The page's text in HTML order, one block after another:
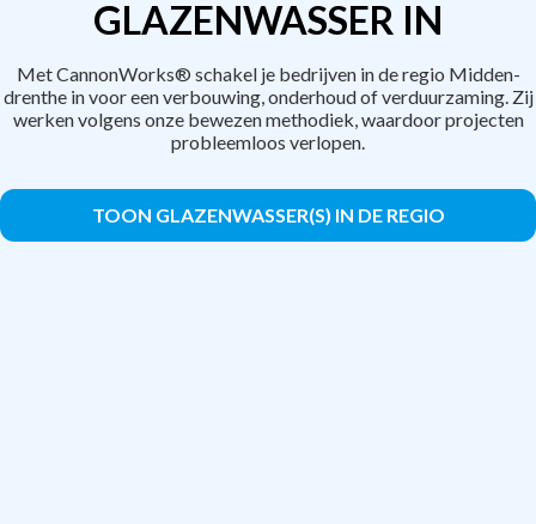
GLAZENWASSER IN
Met CannonWorks® schakel je bedrijven in de regio Midden-
drenthe in voor een verbouwing, onderhoud of verduurzaming. Zij
werken volgens onze bewezen methodiek, waardoor projecten
probleemloos verlopen.
TOON GLAZENWASSER(S) IN DE REGIO